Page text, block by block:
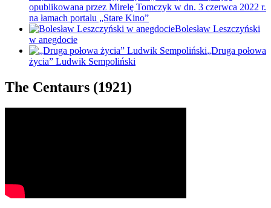
opublikowana przez Mirelę Tomczyk w dn. 3 czerwca 2022 r.
na łamach portalu „Stare Kino”
Bolesław Leszczyński
w anegdocie
„Druga połowa
życia” Ludwik Sempoliński
The Centaurs (1921)